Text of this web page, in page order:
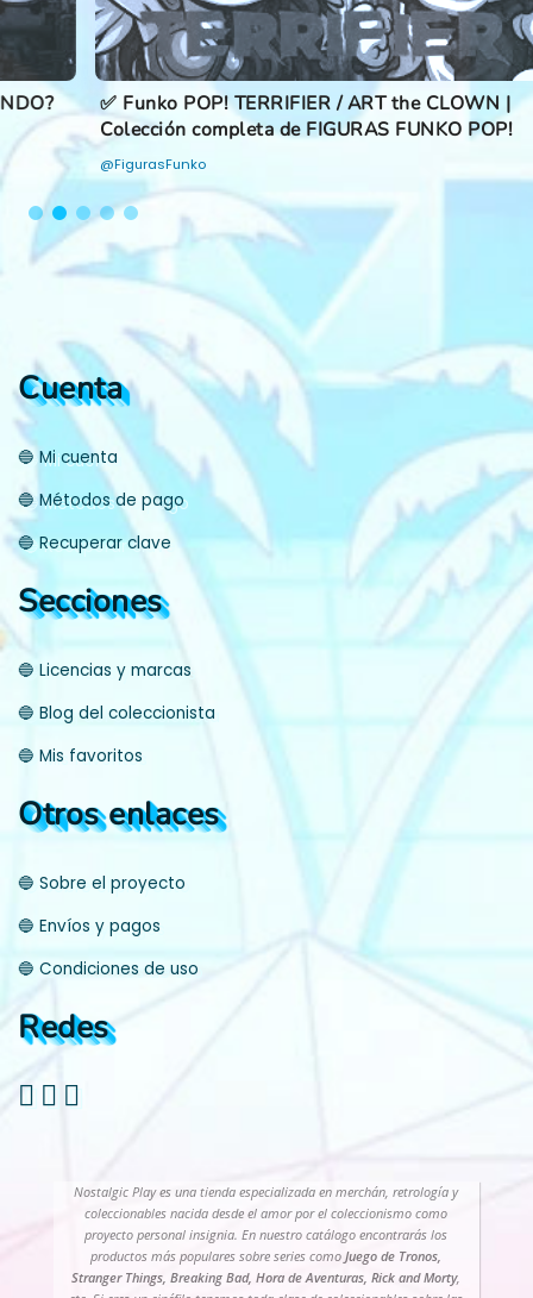
✅ Funko POP! TERRIFIER / ART the CLOWN |
Colección completa de FIGURAS FUNKO POP!
@FigurasFunko
Cuenta
🔵 Mi cuenta
🔵 Métodos de pago
🔵 Recuperar clave
Secciones
🔵 Licencias y marcas
🔵 Blog del coleccionista
🔵 Mis favoritos
Otros enlaces
🔵 Sobre el proyecto
🔵 Envíos y pagos
🔵 Condiciones de uso
Redes
Nostalgic Play es una tienda especializada en merchán, retrología y
coleccionables nacida desde el amor por el coleccionismo como
proyecto personal insignia. En nuestro catálogo encontrarás los
productos más populares sobre series comoJuego de Tronos,
Stranger Things, Breaking Bad, Hora de Aventuras, Rick and Morty,